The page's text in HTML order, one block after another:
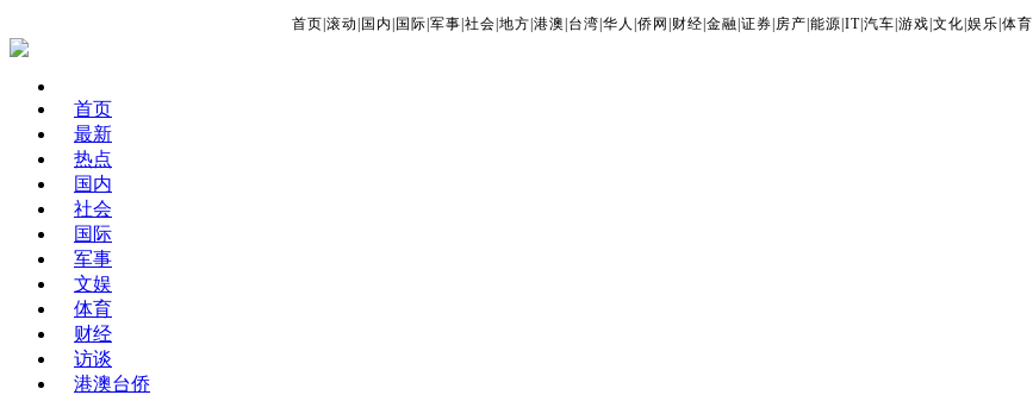
首页 滚动 国内 国际 军事 社会 地方 港澳 台湾 华人 侨网 财经 金融 证券 房产 能源 IT| 汽车 游戏 文化 娱乐 体育
首页
最新
热点
国内
社会
国际
军事
文娱
体育
财经
访谈
港澳台侨